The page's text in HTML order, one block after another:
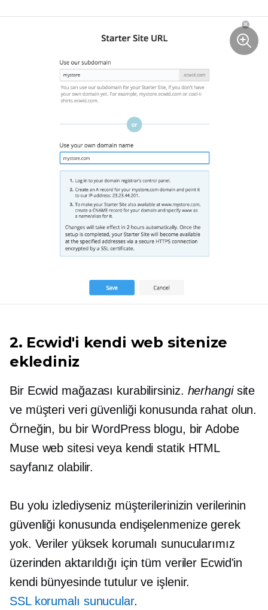
2. Ecwid'i kendi web sitenize
eklediniz
Bir Ecwid mağazası kurabilirsiniz. herhangisite
ve müşteri veri güvenliği konusunda rahat olun.
Örneğin, bu bir WordPress blogu, bir Adobe
Muse web sitesi veya kendi statik HTML
sayfanız olabilir.
Bu yolu izlediyseniz müşterilerinizin verilerinin
güvenliği konusunda endişelenmenize gerek
yok. Veriler yüksek korumalı sunucularımız
üzerinden aktarıldığı için tüm veriler Ecwid'in
kendi bünyesinde tutulur ve işlenir.
SSL korumalı sunucular.